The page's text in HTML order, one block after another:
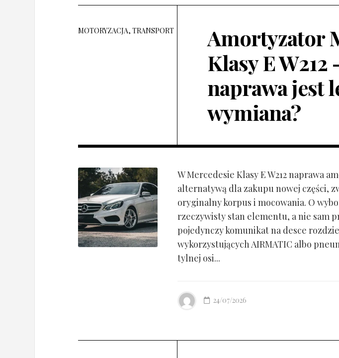
MOTORYZACJA, TRANSPORT
Amortyzator
Klasy E W212
naprawa jest
wymiana?
W Mercedesie Klasy E W212 naprawa
alternatywą dla zakupu nowej części,
oryginalny korpus i mocowania. O
rzeczywisty stan elementu, a nie sam
pojedynczy komunikat na desce
wykorzystujących AIRMATIC albo
tylnej osi...
24/07/2026